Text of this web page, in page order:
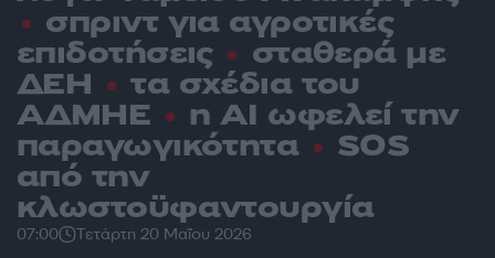
σπριντ για αγροτικές
επιδοτήσεις σταθερά με
ΔΕΗ τα σχέδια του
ΑΔΜΗΕ η AI ωφελεί την
παραγωγικότητα SOS
από την
κλωστοϋφαντουργία
07:00 Τετάρτη 20 Μαΐου 2026